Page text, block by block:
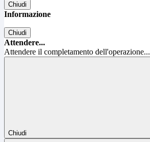
Chiudi
Informazione
Chiudi
Attendere...
Attendere il completamento dell'operazione...
Chiudi